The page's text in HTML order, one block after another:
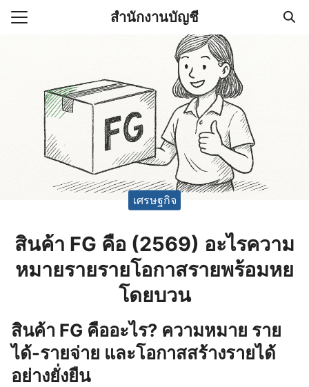
Skip
สำนักงานบัญชี
(ไม่มีชื่อ)
านบัญชี (Accounting
ช่วยสำคัญในการบริหาร
เศรษฐกิจ
สินค้า FG คือ (2569) อะไรความ
หมายรายรายโอกาสรายพร้อมหย
โดยบวน
สินค้า FG คืออะไร? ความหมาย ราย
ได้-รายจ่าย และโอกาสสร้างรายได้
อย่างยั่งยืน